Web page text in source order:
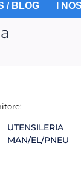
/ BLOG I
UTENSILERIA
MAN/EL/PNEU